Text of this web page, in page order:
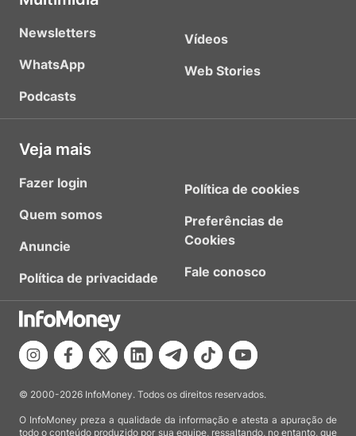
Newsletters
WhatsApp
Podcasts
Vídeos
Web Stories
Veja mais
Fazer login
Quem somos
Anuncie
Política de privacidade
Política de cookies
Preferências de
Cookies
Fale conosco
© 2000-2026 InfoMoney. Todos os direitos reservados.
O InfoMoney preza a qualidade da informação e atesta a apuração de
todo o conteúdo produzido por sua equipe, ressaltando, no entanto, que